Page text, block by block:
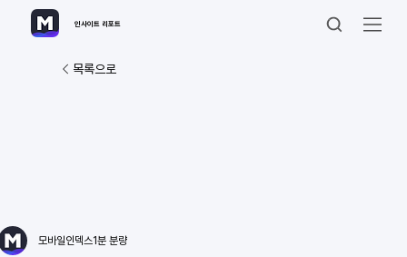
인사이트 리포트
목록으로
모바일인덱스1분 분량